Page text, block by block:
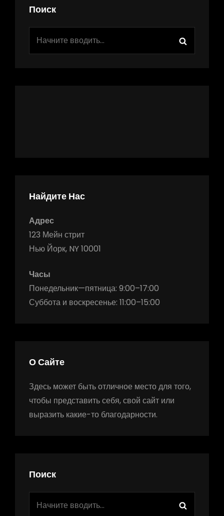
Поиск
Найдите Нас
Адрес
123 Мейн стрит
Нью Йорк, NY 10001
Часы
Понедельник—пятница: 9:00–17:00
Суббота и воскресенье: 11:00–15:00
О Сайте
Здесь может быть отличное место для того,
чтобы представить себя, свой сайт или
выразить какие-то благодарности.
Поиск